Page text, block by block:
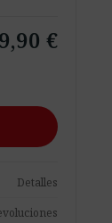
€
Detalles